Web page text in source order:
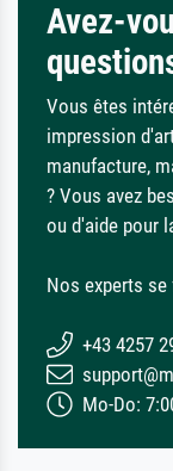
Avez-
Vous êtes
impression
manufacture,
? Vous avez
ou d'aide pour
Nos experts
+43 4257
Mo-Do: